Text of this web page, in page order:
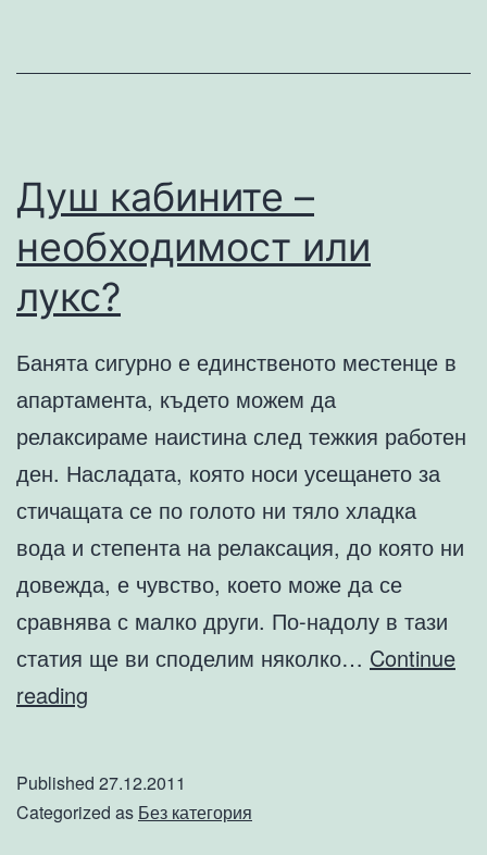
Душ кабините –
необходимост или
лукс?
Банята сигурно е единственото местенце в
апартамента, където можем да
релаксираме наистина след тежкия работен
ден. Насладата, която носи усещането за
стичащата се по голото ни тяло хладка
вода и степента на релаксация, до която ни
довежда, е чувство, което може да се
сравнява с малко други. По-надолу в тази
статия ще ви споделим няколко… Continue
reading
необходимост
Published 27.12.2011
Categorized as Без категория